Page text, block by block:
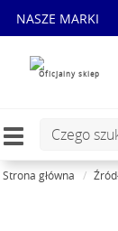
NASZE MARKI
Oficjalny sklep
Toggle
Strona główna